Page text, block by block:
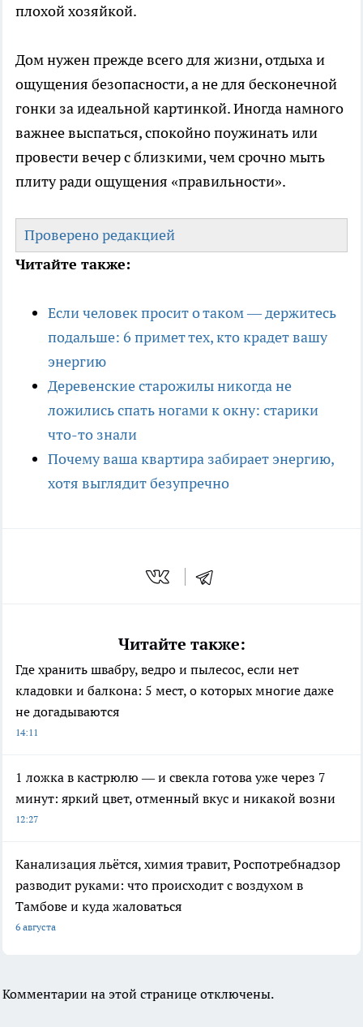
плохой хозяйкой.
Дом нужен прежде всего для жизни, отдыха и
ощущения безопасности, а не для бесконечной
гонки за идеальной картинкой. Иногда намного
важнее выспаться, спокойно поужинать или
провести вечер с близкими, чем срочно мыть
плиту ради ощущения «правильности».
Проверено редакцией
Читайте также:
Если человек просит о таком — держитесь
подальше: 6 примет тех, кто крадет вашу
энергию
Деревенские старожилы никогда не
ложились спать ногами к окну: старики
что-то знали
Почему ваша квартира забирает энергию,
хотя выглядит безупречно
Читайте также:
Где хранить швабру, ведро и пылесос, если нет
кладовки и балкона: 5 мест, о которых многие даже
не догадываются
14:11
1 ложка в кастрюлю — и свекла готова уже через 7
минут: яркий цвет, отменный вкус и никакой возни
12:27
Канализация льётся, химия травит, Роспотребнадзор
разводит руками: что происходит с воздухом в
Тамбове и куда жаловаться
6 августа
Комментарии на этой странице отключены.